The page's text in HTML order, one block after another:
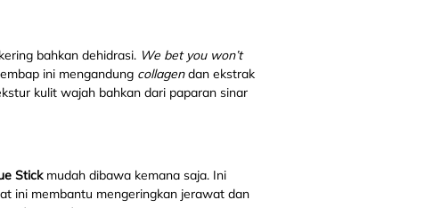
bahkan dehidrasi. We bet you won’t
ini mengandung collagendan ekstrak
kulit wajah bahkan dari paparan sinar
Stickmudah dibawa kemana saja. Ini
ini membantu mengeringkan jerawat dan